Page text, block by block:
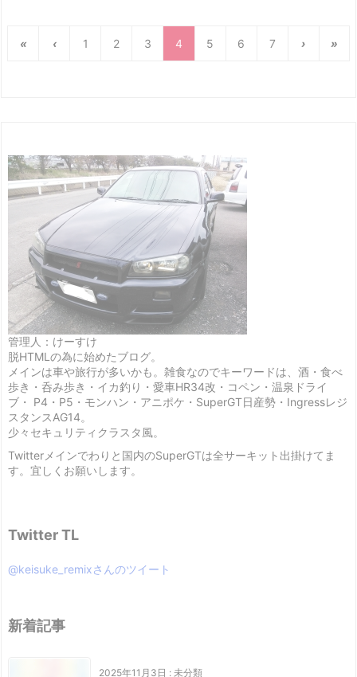
« ‹ 1 2 3 4 5 6 7 › »
管理人：けーすけ
脱HTMLの為に始めたブログ。
メインは車や旅行が多いかも。雑食なのでキーワードは、酒・食べ
歩き・呑み歩き・イカ釣り・愛車HR34改・コペン・温泉ドライ
ブ・ P4・P5・モンハン・アニポケ・SuperGT日産勢・Ingressレジ
スタンスAG14。
少々セキュリティクラスタ風。
Twitterメインでわりと国内のSuperGTは全サーキット出掛けてま
す。宜しくお願いします。
Twitter TL
@keisuke_remixさんのツイート
新着記事
2025年11月3日 : 未分類